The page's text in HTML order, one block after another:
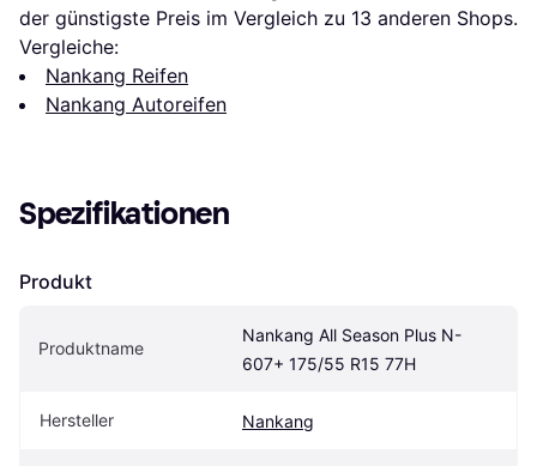
der günstigste Preis im Vergleich zu 13 anderen Shops.
Vergleiche:
Nankang Reifen
Nankang Autoreifen
Spezifikationen
Produkt
Produktname
Nankang All Season Plus N-
607+ 175/55 R15 77H
Hersteller Nankang